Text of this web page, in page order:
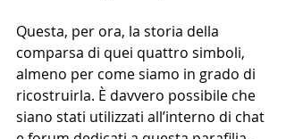
Questa, per ora, la storia della
comparsa di quei quattro simboli,
almeno per come siamo in grado di
ricostruirla. È davvero possibile che
siano stati utilizzati all’interno di chat